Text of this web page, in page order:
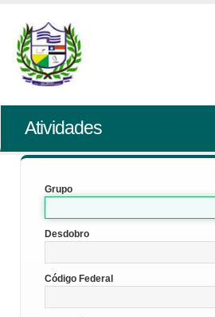
Atividades
Grupo
Desdobro
Código Federal